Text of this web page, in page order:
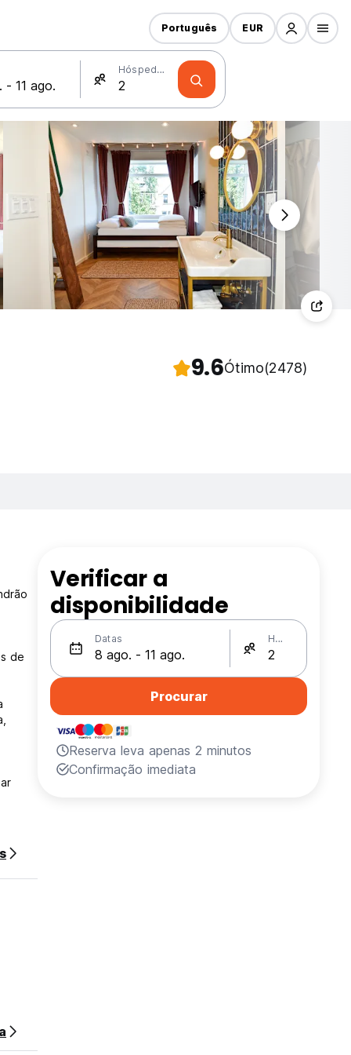
Hóspedes
Português EUR
9.6Ótimo(2478)
de
Verificar a
disponibilidade
Datas Hóspedes
Procurar
Reserva leva apenas 2 minutos
Confirmação imediata